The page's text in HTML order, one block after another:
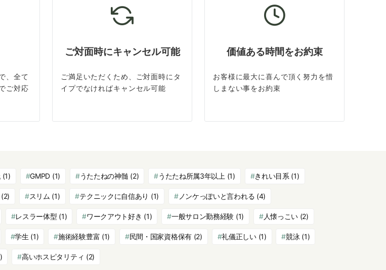
、全て
ご対応
ご対面時にキャンセル可能
ご満足いただくため、ご対面時にタ
イプでなければキャンセル可能
価値ある時間をお約束
お客様に最大に喜んで頂く努力を惜
しまない事をお約束
(1) GMPD (1) うたたねの神髄 (2) うたたね所属3年以上 (1) きれい目系 (1)
(2) スリム (1) テクニックに自信あり (1) ノンケっぽいと言われる (4)
レスラー体型 (1) ワークアウト好き (1) 一般サロン勤務経験 (1) 人懐っこい (2)
学生 (1) 施術経験豊富 (1) 民間・国家資格保有(2) 礼儀正しい(1) 競泳 (1)
高いホスピタリティ (2)